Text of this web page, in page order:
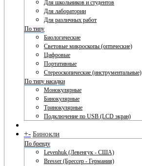
Для школьников и студентов
Для лаборатории
Для различных работ
По типу
Биологические
Световые микроскопы (оптические)
Цифровые
Портативные
Стереоскопические (инструментальные)
По типу насадки
Монокулярные
Бинокулярные
Тринокулярные
Подключение по USB (LCD экран)
+- Бинокли
По бренду
Levenhuk (Левенгук - США)
Bresser (Брессер - Германия)